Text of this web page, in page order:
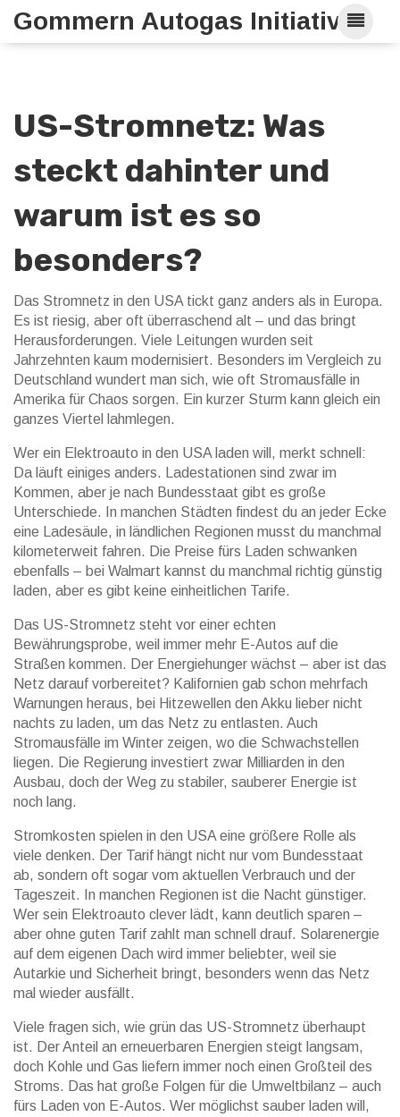
Gommern Autogas Initiative
US-Stromnetz: Was
steckt dahinter und
warum ist es so
besonders?
Das Stromnetz in den USA tickt ganz anders als in Europa.
Es ist riesig, aber oft überraschend alt – und das bringt
Herausforderungen. Viele Leitungen wurden seit
Jahrzehnten kaum modernisiert. Besonders im Vergleich zu
Deutschland wundert man sich, wie oft Stromausfälle in
Amerika für Chaos sorgen. Ein kurzer Sturm kann gleich ein
ganzes Viertel lahmlegen.
Wer ein Elektroauto in den USA laden will, merkt schnell:
Da läuft einiges anders. Ladestationen sind zwar im
Kommen, aber je nach Bundesstaat gibt es große
Unterschiede. In manchen Städten findest du an jeder Ecke
eine Ladesäule, in ländlichen Regionen musst du manchmal
kilometerweit fahren. Die Preise fürs Laden schwanken
ebenfalls – bei Walmart kannst du manchmal richtig günstig
laden, aber es gibt keine einheitlichen Tarife.
Das US-Stromnetz steht vor einer echten
Bewährungsprobe, weil immer mehr E-Autos auf die
Straßen kommen. Der Energiehunger wächst – aber ist das
Netz darauf vorbereitet? Kalifornien gab schon mehrfach
Warnungen heraus, bei Hitzewellen den Akku lieber nicht
nachts zu laden, um das Netz zu entlasten. Auch
Stromausfälle im Winter zeigen, wo die Schwachstellen
liegen. Die Regierung investiert zwar Milliarden in den
Ausbau, doch der Weg zu stabiler, sauberer Energie ist
noch lang.
Stromkosten spielen in den USA eine größere Rolle als
viele denken. Der Tarif hängt nicht nur vom Bundesstaat
ab, sondern oft sogar vom aktuellen Verbrauch und der
Tageszeit. In manchen Regionen ist die Nacht günstiger.
Wer sein Elektroauto clever lädt, kann deutlich sparen –
aber ohne guten Tarif zahlt man schnell drauf. Solarenergie
auf dem eigenen Dach wird immer beliebter, weil sie
Autarkie und Sicherheit bringt, besonders wenn das Netz
mal wieder ausfällt.
Viele fragen sich, wie grün das US-Stromnetz überhaupt
ist. Der Anteil an erneuerbaren Energien steigt langsam,
doch Kohle und Gas liefern immer noch einen Großteil des
Stroms. Das hat große Folgen für die Umweltbilanz – auch
fürs Laden von E-Autos. Wer möglichst sauber laden will,